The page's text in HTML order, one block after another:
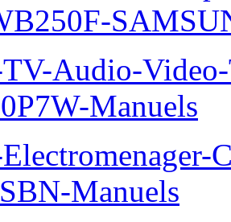
TV-Audio-
Manuels
Manuels